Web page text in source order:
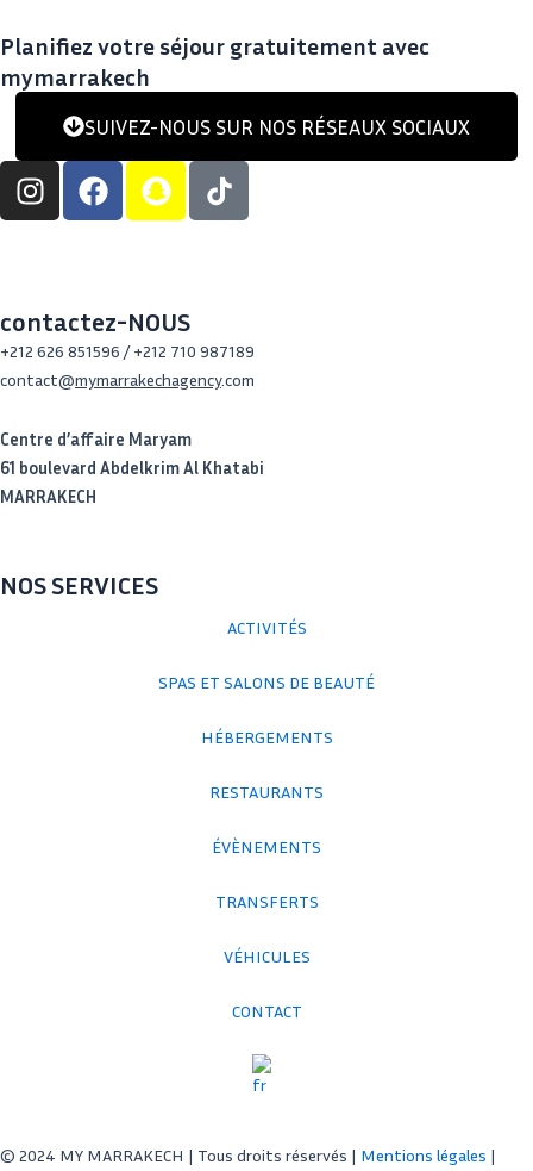
Planifiez votre séjour gratuitement avec
mymarrakech
SUIVEZ-NOUS SUR NOS RÉSEAUX SOCIAUX
I
n
g
r
a
F
a
o
o
k
S
n
h
a
t
contactez-NOUS
+212 626 851596 / +212 710 987189
contact@mymarrakechagency.com
Centre d’affaire Maryam
61 boulevard Abdelkrim Al Khatabi
MARRAKECH
NOS SERVICES
ACTIVITÉS
SPAS ET SALONS DE BEAUTÉ
HÉBERGEMENTS
RESTAURANTS
ÉVÈNEMENTS
TRANSFERTS
VÉHICULES
CONTACT
© 2024 MY MARRAKECH | Tous droits réservés | Mentions légales |